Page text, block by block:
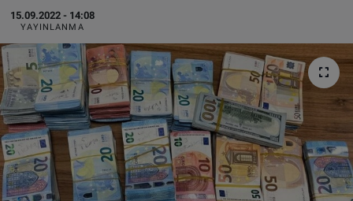
15.09.2022 - 14:08
YAYINLANMA
BİLİM-TEKNOLOJİ
SAĞLIK
FOTO GALERİ
VIDEO GALERİ
ALGEMENE VOORWAARDEN
CONTACT
Haber Arşivi